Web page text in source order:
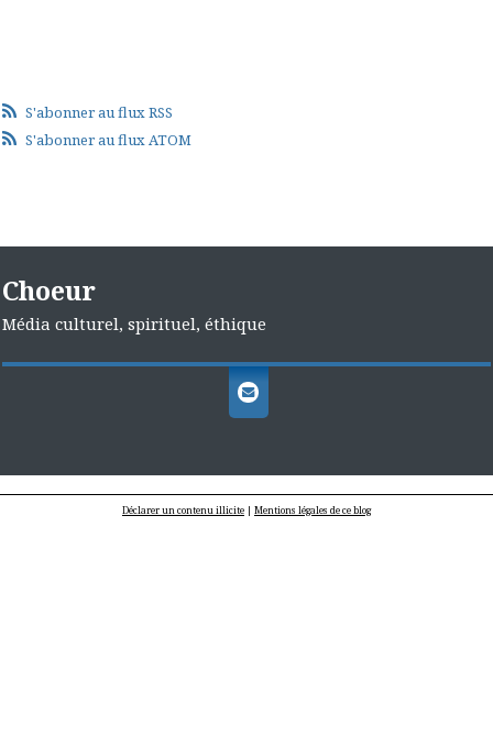
S'abonner au flux RSS
S'abonner au flux ATOM
Choeur
Média culturel, spirituel, éthique
Déclarer un contenu illicite | Mentions légales de ce blog